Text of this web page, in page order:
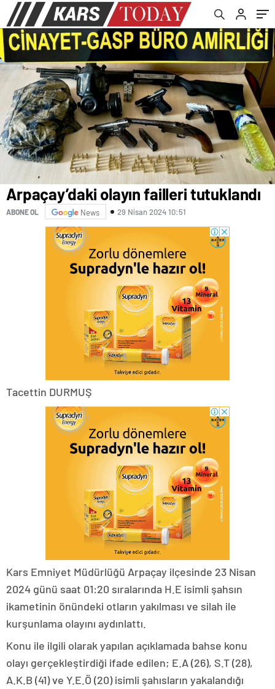
Arpaçay’daki olayın failleri tutuklandı
ABONE OL News 29 Nisan 2024 10:51
Tacettin DURMUŞ
Kars Emniyet Müdürlüğü Arpaçay ilçesinde 23 Nisan
2024 günü saat 01:20 sıralarında H.E isimli şahsın
ikametinin önündeki otların yakılması ve silah ile
kurşunlama olayını aydınlattı.
Konu ile ilgili olarak yapılan açıklamada bahse konu
olayı gerçekleştirdiği ifade edilen; E.A (26), S.T (28),
A.K.B (41) ve Y.E.Ö (20) isimli şahısların yakalandığı